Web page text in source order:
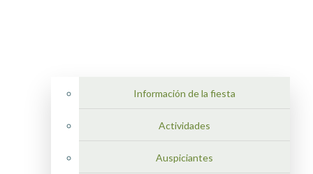
Información de la fiesta
Actividades
Auspiciantes